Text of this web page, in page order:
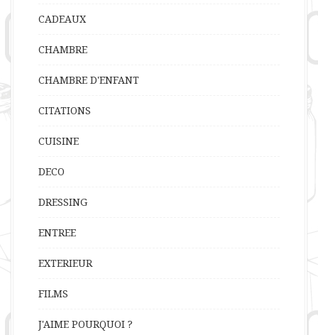
CADEAUX
CHAMBRE
CHAMBRE D'ENFANT
CITATIONS
CUISINE
DECO
DRESSING
ENTREE
EXTERIEUR
FILMS
J'AIME POURQUOI ?